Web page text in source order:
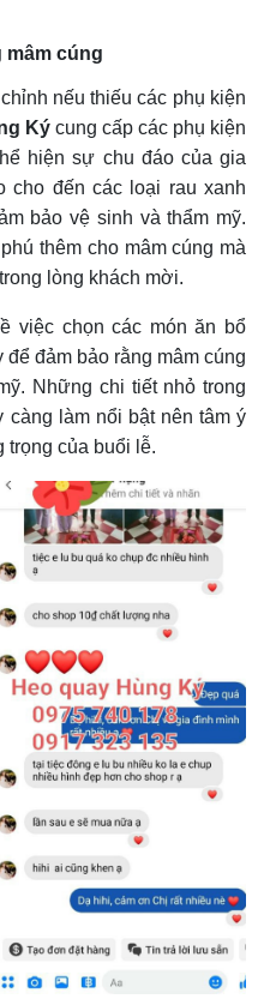
mâm cúng
nếu thiếu các phụ kiện
Ký cung cấp các phụ kiện
hiện sự chu đáo của gia
cho đến các loại rau xanh
bảo vệ sinh và thẩm mỹ.
thêm cho mâm cúng mà
lòng khách mời.
việc chọn các món ăn bổ
đảm bảo rằng mâm cúng
Những chi tiết nhỏ trong
càng làm nổi bật nên tâm ý
trọng của buổi lễ.